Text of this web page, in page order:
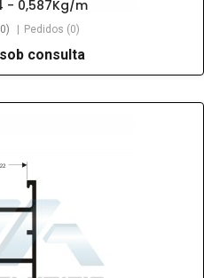
- 0,587Kg/m
Pedidos (0)
consulta